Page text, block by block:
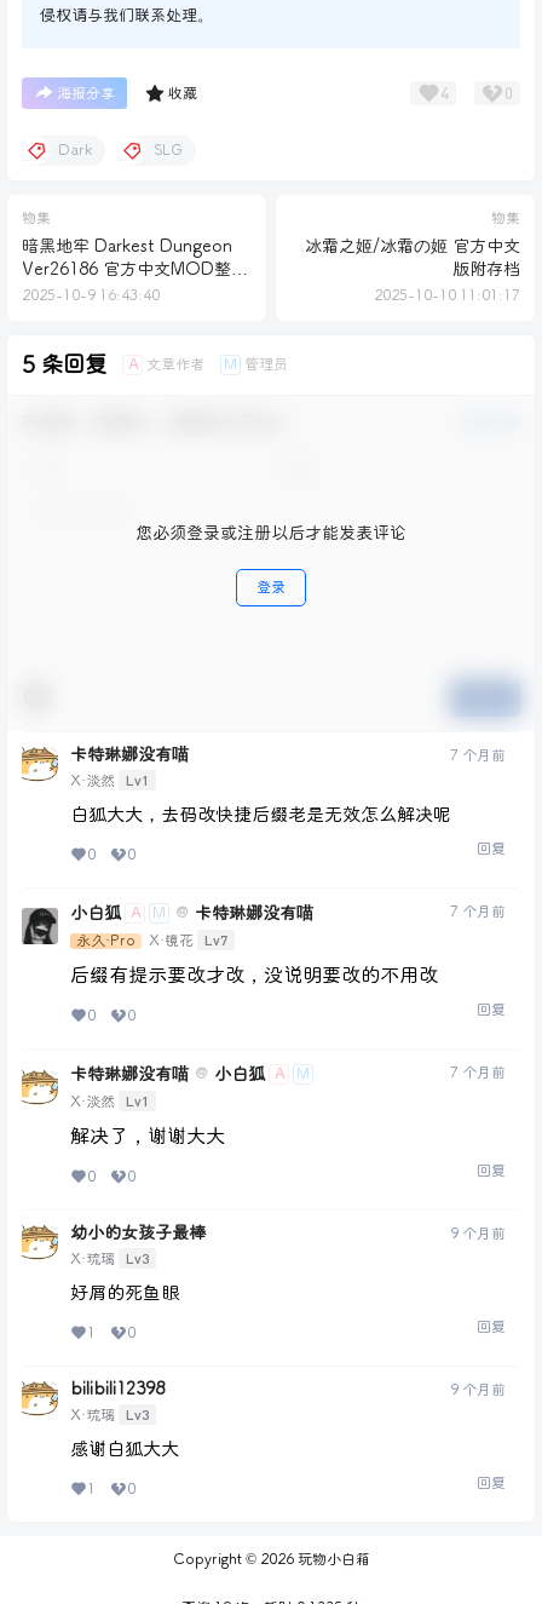
侵权请与我们联系处理。
海报分享 收藏 4 0
Dark SLG
物集
暗黑地牢 Darkest Dungeon
Ver26186 官方中文MOD整合
版
2025-10-9 16:43:40
物集
冰霜之姬/冰霜の姬 官方中文
版附存档
2025-10-10 11:01:17
5 条回复 A 文章作者 M 管理员
您必须登录或注册以后才能发表评论
登录
卡特琳娜没有喵
X·淡然 Lv1
7 个月前
白狐大大，去码改快捷后缀老是无效怎么解决呢
0 0 回复
小白狐 A M @ 卡特琳娜没有喵
永久·Pro X·镜花 Lv7
7 个月前
后缀有提示要改才改，没说明要改的不用改
0 0 回复
卡特琳娜没有喵 @ 小白狐 A
M
X·淡然
Lv1
7 个月前
解决了，谢谢大大
0 0 回复
幼小的女孩子最棒
X·琉璃 Lv3
9 个月前
好屑的死鱼眼
1 0 回复
bilibili12398
X·琉璃 Lv3
9 个月前
感谢白狐大大
1 0 回复
Copyright © 2026玩物小白箱